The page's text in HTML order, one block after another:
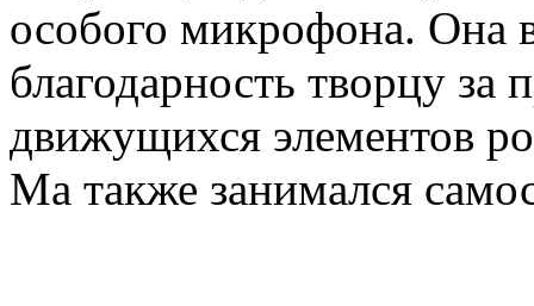
особого микрофона. Она
благодарность творцу за
движущихся элементов
Ма также занимался